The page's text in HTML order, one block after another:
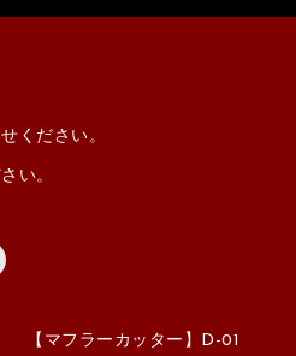
ください。
い。
【マフラーカッター】D-01